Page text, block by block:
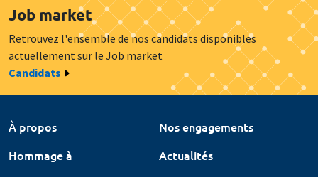
Job market
Retrouvez l'ensemble de nos candidats disponibles
actuellement sur le Job market
Candidats
À propos
Nos engagements
Hommage à
Actualités